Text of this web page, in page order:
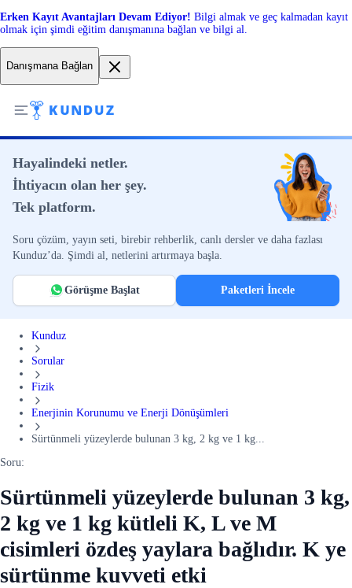
Erken Kayıt Avantajları Devam Ediyor! Bilgi almak ve geç kalmadan kayıt
olmak için şimdi eğitim danışmanına bağlan ve bilgi al.
Danışmana Bağlan
Hayalindeki netler.
İhtiyacın olan her şey.
Tek platform.
Soru çözüm, yayın seti, birebir rehberlik, canlı dersler ve daha fazlası
Kunduz’da. Şimdi al, netlerini artırmaya başla.
Görüşme Başlat Paketleri İncele
Kunduz
Sorular
Fizik
Enerjinin Korunumu ve Enerji Dönüşümleri
Sürtünmeli yüzeylerde bulunan 3 kg, 2 kg ve 1 kg...
Soru:
Sürtünmeli yüzeylerde bulunan 3 kg,
2 kg ve 1 kg kütleli K, L ve M
cisimleri özdeş yaylara bağlıdır. K ye
sürtünme kuvveti etki